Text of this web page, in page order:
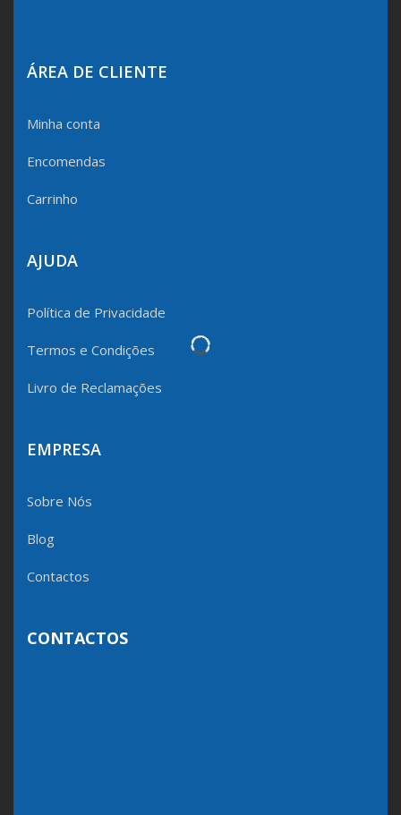
ÁREA DE CLIENTE
Minha conta
Encomendas
Carrinho
AJUDA
Política de Privacidade
Termos e Condições
Livro de Reclamações
EMPRESA
Sobre Nós
Blog
Contactos
CONTACTOS